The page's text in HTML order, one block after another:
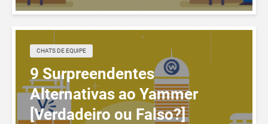
CHATS DE EQUIPE
9 Surpreendentes
Alternativas ao Yammer
[Verdadeiro ou Falso?]